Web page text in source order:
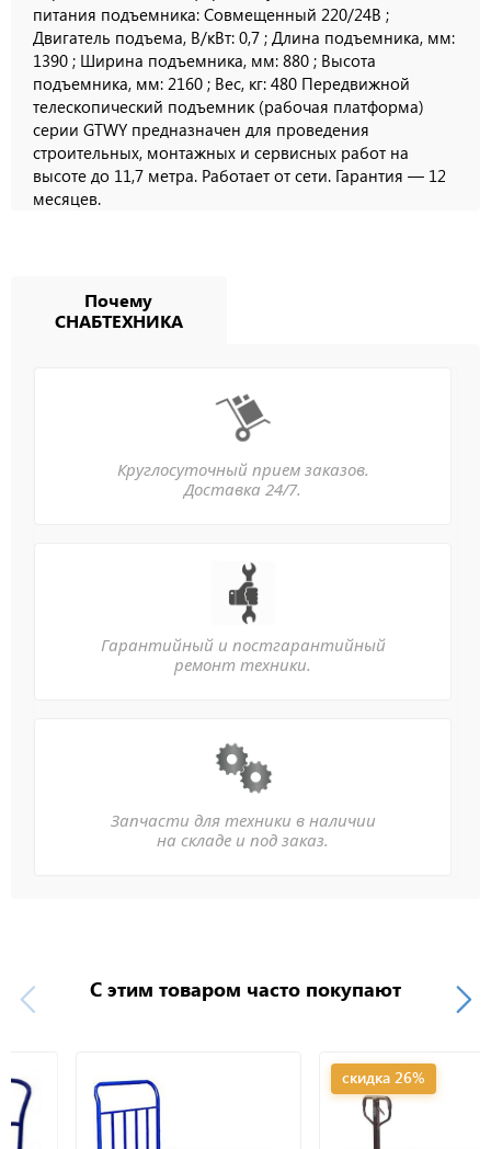
питания подъемника: Совмещенный 220/24В ;
Двигатель подъема, В/кВт: 0,7 ; Длина подъемника, мм:
1390 ; Ширина подъемника, мм: 880 ; Высота
подъемника, мм: 2160 ; Вес, кг: 480 Передвижной
телескопический подъемник (рабочая платформа)
серии GTWY предназначен для проведения
строительных, монтажных и сервисных работ на
высоте до 11,7 метра. Работает от сети. Гарантия — 12
месяцев.
Почему
СНАБТЕХНИКА
Круглосуточный прием заказов.
Доставка 24/7.
Гарантийный и постгарантийный
ремонт техники.
Запчасти для техники в наличии
на складе и под заказ.
С этим товаром часто покупают
скидка 26%